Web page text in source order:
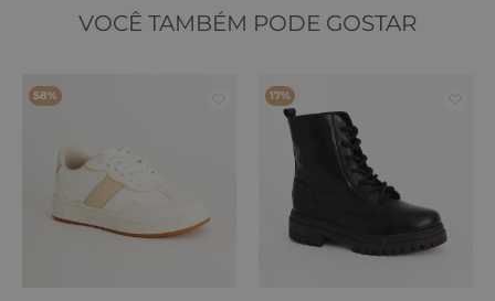
VOCÊ TAMBÉM PODE GOSTAR
58% 17%